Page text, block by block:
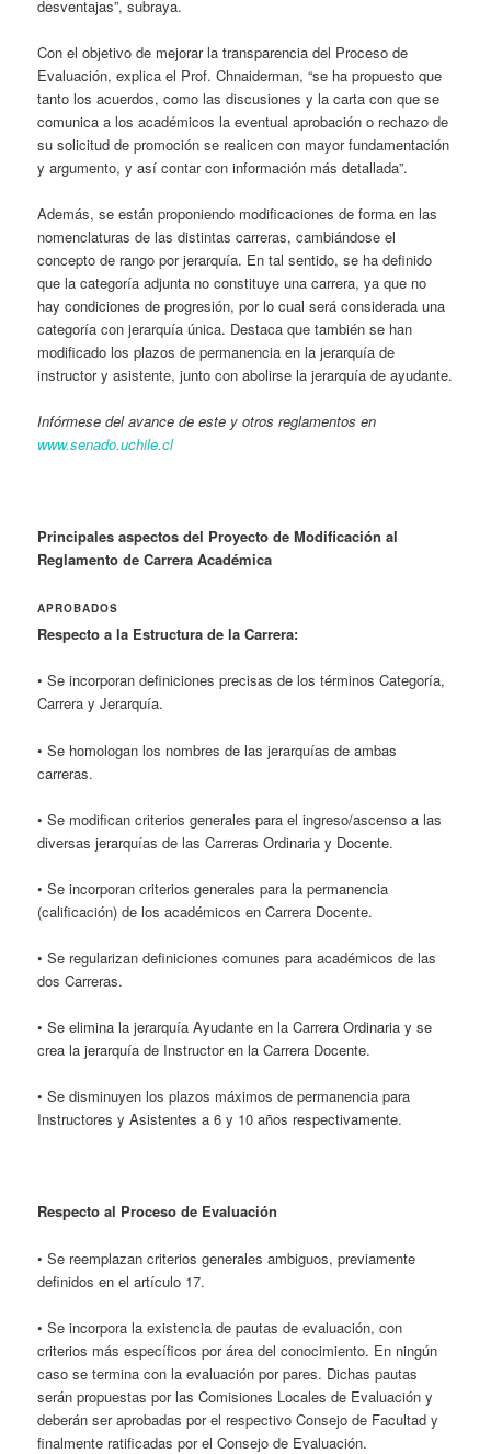
desventajas”, subraya.
Con el objetivo de mejorar la transparencia del Proceso de
Evaluación, explica el Prof. Chnaiderman, “se ha propuesto que
tanto los acuerdos, como las discusiones y la carta con que se
comunica a los académicos la eventual aprobación o rechazo de
su solicitud de promoción se realicen con mayor fundamentación
y argumento, y así contar con información más detallada”.
Además, se están proponiendo modificaciones de forma en las
nomenclaturas de las distintas carreras, cambiándose el
concepto de rango por jerarquía. En tal sentido, se ha definido
que la categoría adjunta no constituye una carrera, ya que no
hay condiciones de progresión, por lo cual será considerada una
categoría con jerarquía única. Destaca que también se han
modificado los plazos de permanencia en la jerarquía de
instructor y asistente, junto con abolirse la jerarquía de ayudante.
Infórmese del avance de este y otros reglamentos en
www.senado.uchile.cl
Principales aspectos del Proyecto de Modificación al
Reglamento de Carrera Académica
APROBADOS
Respecto a la Estructura de la Carrera:
• Se incorporan definiciones precisas de los términos Categoría,
Carrera y Jerarquía.
• Se homologan los nombres de las jerarquías de ambas
carreras.
• Se modifican criterios generales para el ingreso/ascenso a las
diversas jerarquías de las Carreras Ordinaria y Docente.
• Se incorporan criterios generales para la permanencia
(calificación) de los académicos en Carrera Docente.
• Se regularizan definiciones comunes para académicos de las
dos Carreras.
• Se elimina la jerarquía Ayudante en la Carrera Ordinaria y se
crea la jerarquía de Instructor en la Carrera Docente.
• Se disminuyen los plazos máximos de permanencia para
Instructores y Asistentes a 6 y 10 años respectivamente.
Respecto al Proceso de Evaluación
• Se reemplazan criterios generales ambiguos, previamente
definidos en el artículo 17.
• Se incorpora la existencia de pautas de evaluación, con
criterios más específicos por área del conocimiento. En ningún
caso se termina con la evaluación por pares. Dichas pautas
serán propuestas por las Comisiones Locales de Evaluación y
deberán ser aprobadas por el respectivo Consejo de Facultad y
finalmente ratificadas por el Consejo de Evaluación.